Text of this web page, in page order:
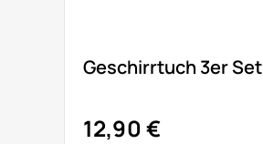
Geschirrtuch 3er Set
12,90 €